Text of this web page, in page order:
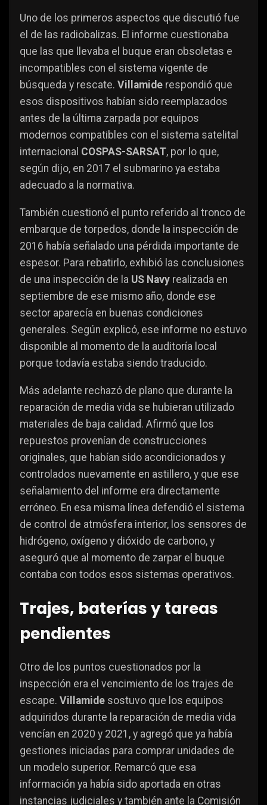
Uno de los primeros aspectos que discutió fue
el de las radiobalizas. El informe cuestionaba
que las que llevaba el buque eran obsoletas e
incompatibles con el sistema vigente de
búsqueda y rescate. Villamide respondió que
esos dispositivos habían sido reemplazados
antes de la última zarpada por equipos
modernos compatibles con el sistema satelital
internacional COSPAS-SARSAT, por lo que,
según dijo, en 2017 el submarino ya estaba
adecuado a la normativa.
También cuestionó el punto referido al tronco de
embarque de torpedos, donde la inspección de
2016 había señalado una pérdida importante de
espesor. Para rebatirlo, exhibió las conclusiones
de una inspección de la US Navy realizada en
septiembre de ese mismo año, donde ese
sector aparecía en buenas condiciones
generales. Según explicó, ese informe no estuvo
disponible al momento de la auditoría local
porque todavía estaba siendo traducido.
Más adelante rechazó de plano que durante la
reparación de media vida se hubieran utilizado
materiales de baja calidad. Afirmó que los
repuestos provenían de construcciones
originales, que habían sido acondicionados y
controlados nuevamente en astillero, y que ese
señalamiento del informe era directamente
erróneo. En esa misma línea defendió el sistema
de control de atmósfera interior, los sensores de
hidrógeno, oxígeno y dióxido de carbono, y
aseguró que al momento de zarpar el buque
contaba con todos esos sistemas operativos.
Trajes, baterías y tareas
pendientes
Otro de los puntos cuestionados por la
inspección era el vencimiento de los trajes de
escape. Villamide sostuvo que los equipos
adquiridos durante la reparación de media vida
vencían en 2020 y 2021, y agregó que ya había
gestiones iniciadas para comprar unidades de
un modelo superior. Remarcó que esa
información ya había sido aportada en otras
instancias judiciales y también ante la Comisión